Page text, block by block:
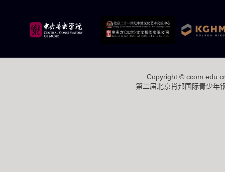
Copyright ©
第二届北京肖邦国际青少年